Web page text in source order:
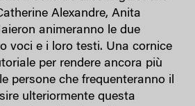
Alexandre, Anita
animeranno le due
voci e i loro testi. Una cornice
per rendere ancora più
persone che frequenteranno il
ulteriormente questa